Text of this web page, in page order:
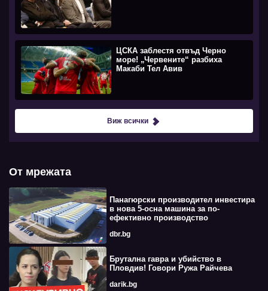
ЦСКА заблестя отвъд Черно
море! „Червените“ разбиха
Макаби Тел Авив
Виж всички
От мрежата
Панагюрски производител инвестира
в нова 5-осна машина за по-
ефективно производство
dbr.bg
Брутална гавра и убийство в
Пловдив! Говори Ружа Райчева
darik.bg